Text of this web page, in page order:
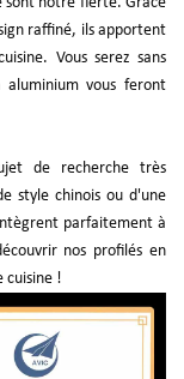
raffiné, ils apportent
Vous serez sans
vous feront
de recherche très
style chinois ou d'une
parfaitement à
nos profilés en
cuisine !